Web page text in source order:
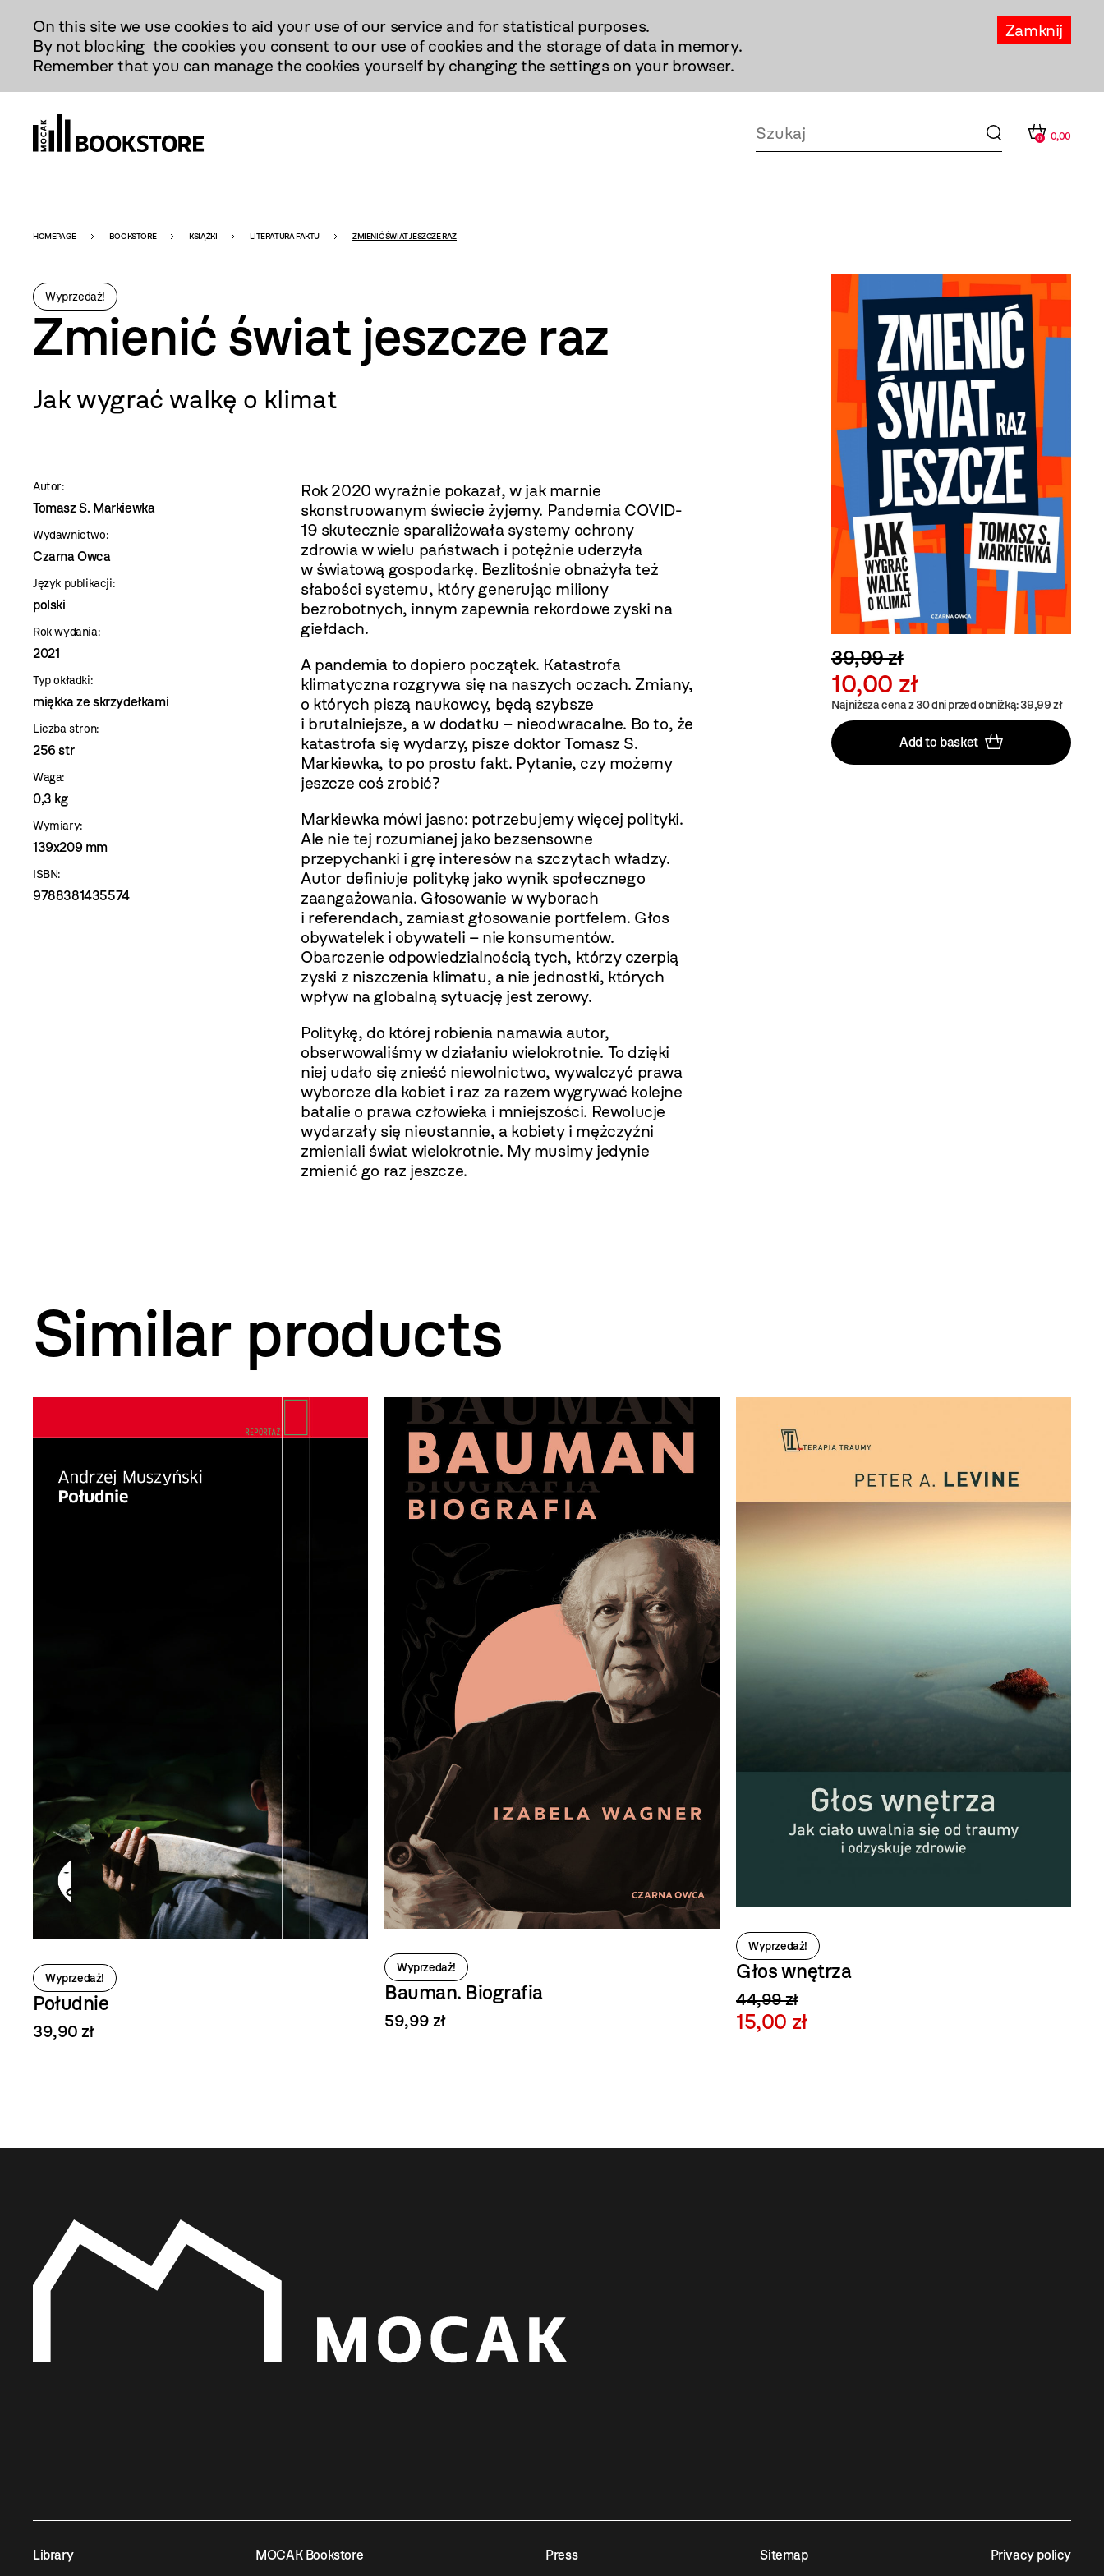
Treści
Zamknij
On this site we use cookies to aid your use of our service and for statistical purposes.
By not blocking the cookies you consent to our use of cookies and the storage of data in memory.
Remember that you can manage the cookies yourself by changing the settings on your browser.
0 0,00
Bookstore
-
szablon
HOMEPAGE BOOKSTORE KSIĄŻKI LITERATURA FAKTU ZMIENIĆ ŚWIAT JESZCZE RAZ
Wyprzedaż!
Zmienić świat jeszcze raz
Jak wygrać walkę o klimat
Autor:
Tomasz S. Markiewka
Wydawnictwo:
Czarna Owca
Język publikacji:
polski
Rok wydania:
2021
Typ okładki:
miękka ze skrzydełkami
Liczba stron:
256 str
Waga:
0,3 kg
Wymiary:
139x209 mm
ISBN:
9788381435574
Rok 2020 wyraźnie pokazał, w jak marnie
skonstruowanym świecie żyjemy. Pandemia COVID-
19 skutecznie sparaliżowała systemy ochrony
zdrowia w wielu państwach i potężnie uderzyła
w światową gospodarkę. Bezlitośnie obnażyła też
słabości systemu, który generując miliony
bezrobotnych, innym zapewnia rekordowe zyski na
giełdach.
A pandemia to dopiero początek. Katastrofa
klimatyczna rozgrywa się na naszych oczach. Zmiany,
o których piszą naukowcy, będą szybsze
i brutalniejsze, a w dodatku – nieodwracalne. Bo to, że
katastrofa się wydarzy, pisze doktor Tomasz S.
Markiewka, to po prostu fakt. Pytanie, czy możemy
jeszcze coś zrobić?
Markiewka mówi jasno: potrzebujemy więcej polityki.
Ale nie tej rozumianej jako bezsensowne
przepychanki i grę interesów na szczytach władzy.
Autor definiuje politykę jako wynik społecznego
zaangażowania. Głosowanie w wyborach
i referendach, zamiast głosowanie portfelem. Głos
obywatelek i obywateli – nie konsumentów.
Obarczenie odpowiedzialnością tych, którzy czerpią
zyski z niszczenia klimatu, a nie jednostki, których
wpływ na globalną sytuację jest zerowy.
Politykę, do której robienia namawia autor,
obserwowaliśmy w działaniu wielokrotnie. To dzięki
niej udało się znieść niewolnictwo, wywalczyć prawa
wyborcze dla kobiet i raz za razem wygrywać kolejne
batalie o prawa człowieka i mniejszości. Rewolucje
wydarzały się nieustannie, a kobiety i mężczyźni
zmieniali świat wielokrotnie. My musimy jedynie
zmienić go raz jeszcze.
39,99 zł
10,00 zł
Najniższa cena z 30 dni przed obniżką: 39,99 zł
Add to basket
Similar products
Wyprzedaż!
Południe
39,90 zł
Wyprzedaż!
Bauman. Biografia
59,99 zł
Wyprzedaż!
Głos wnętrza
44,99 zł
15,00 zł
Library MOCAK Bookstore Press Sitemap Privacy policy